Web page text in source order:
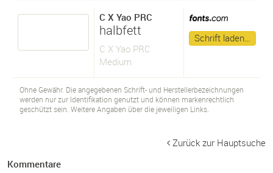
C X Yao PRC
halbfett
C X Yao PRC
Medium
Schrift laden…
Ohne Gewähr. Die angegebenen Schrift- und Herstellerbezeichnungen
werden nur zur Identifikation genutzt und können markenrechtlich
geschützt sein. Weitere Angaben über die jeweiligen Links.
Zurück zur Hauptsuche
Kommentare